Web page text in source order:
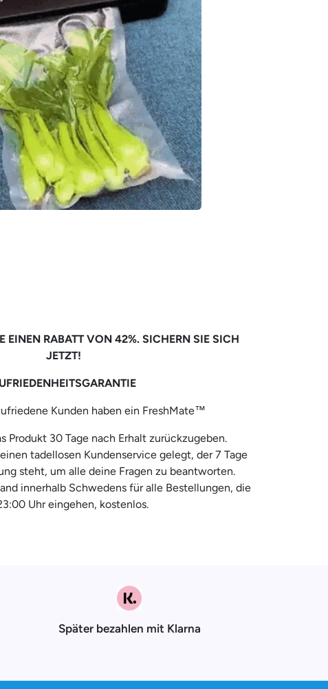
EINEN RABATT VON 42%. SICHERN SIE SICH
JETZT!
Kunden haben ein FreshMate™
Produkt 30 Tage nach Erhalt zurückzugeben.
tadellosen Kundenservice gelegt, der 7 Tage
steht, um alle deine Fragen zu beantworten.
innerhalb Schwedens für alle Bestellungen, die
Uhr eingehen, kostenlos.
Später bezahlen mit Klarna